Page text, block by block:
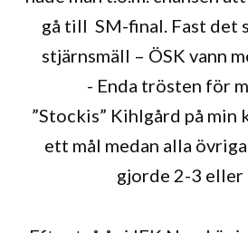
gå till SM-final. Fast det
stjärnsmäll – ÖSK vann
- Enda trösten för
”Stockis” Kihlgård på min
ett mål medan alla
gjorde 2-3 eller